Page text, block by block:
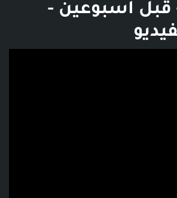
أسبوعين -